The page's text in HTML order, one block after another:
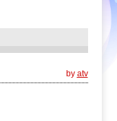
by atv